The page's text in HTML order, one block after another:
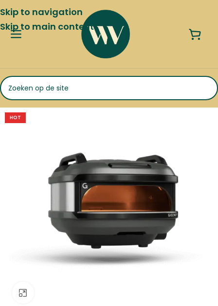
Skip to navigation
Skip to main content
HOT